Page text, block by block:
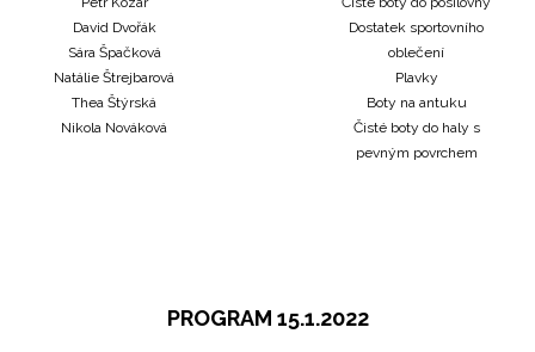
David Dvořák
Sára Špačková
Natálie Štrejbarová
Thea Štýrská
Nikola Nováková
Dostatek sportovního
oblečení
Plavky
Boty na antuku
Čisté boty do haly s
pevným povrchem
PROGRAM 15.1.2022